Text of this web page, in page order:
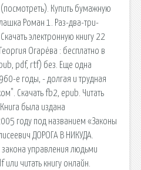
Купить бумажную
Роман 1. Раз-два-три-
электронную книгу 22
Огарёва : бесплатно в
pdf, rtf) без. Еще одна
е годы, - долгая и трудная
Скачать fb2, epub. Читать
была издана
году под названием «Законы
ДОРОГА В НИКУДА.
закона управления людьми
читать книгу онлайн.